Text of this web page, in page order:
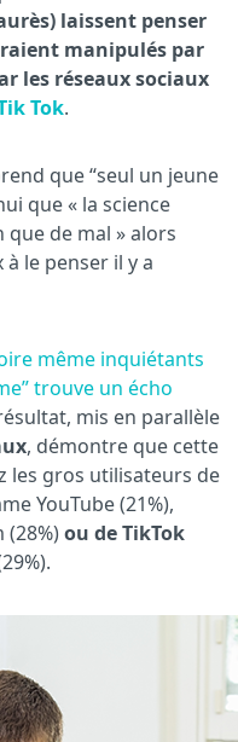
laissent penser
manipulés par
les réseaux sociaux
Tok.
que “seul un jeune
que « la science
que de mal » alors
à le penser il y a
même inquiétants
trouve un écho
mis en parallèle
, démontre que cette
les gros utilisateurs de
YouTube (21%),
(28%)ou de TikTok